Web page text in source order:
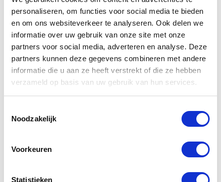
personaliseren, om functies voor social media te bieden
en om ons websiteverkeer te analyseren. Ook delen we
informatie over uw gebruik van onze site met onze
partners voor social media, adverteren en analyse. Deze
partners kunnen deze gegevens combineren met andere
informatie die u aan ze heeft verstrekt of die ze hebben
verzameld op basis van uw gebruik van hun services.
Noodzakelijk
Voorkeuren
Statistieken
Gerelateerde
producten